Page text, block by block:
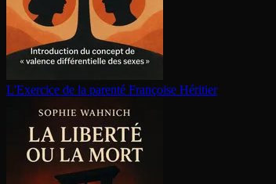
L'Exercice de la parenté Françoise Héritier